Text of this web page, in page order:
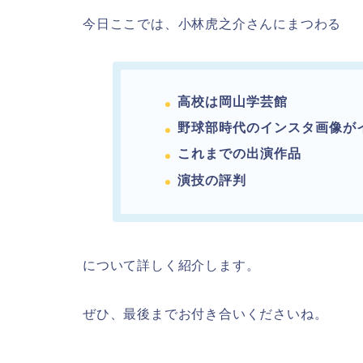
今日ここでは、小林虎之介さんにまつわる
高校は岡山学芸館
野球部時代のインスタ画像が
これまでの出演作品
演技の評判
について詳しく紹介します。
ぜひ、最後までお付き合いくださいね。